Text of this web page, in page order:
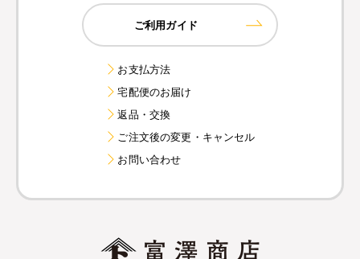
ご利用ガイド
お支払方法
宅配便のお届け
返品・交換
ご注文後の変更・キャンセル
お問い合わせ